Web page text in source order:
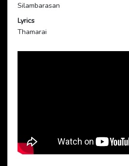
Silambarasan
Lyrics
Thamarai